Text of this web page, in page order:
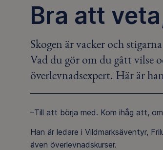
Bra att
Skogen är vacker och
Vad du gör om du gått vilse
överlevnadsexpert. Här är
–Till att börja med. Kom ihåg att,
Han är ledare i Vildmarksäventyr,
även överlevnadskurser.